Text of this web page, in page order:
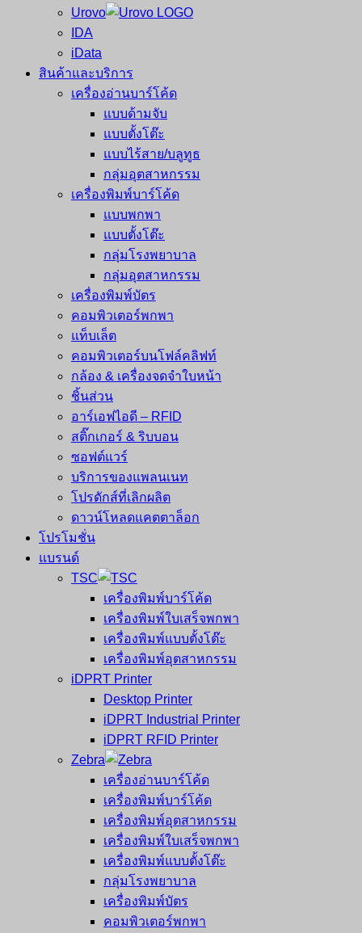
Urovo
IDA
iData
สินค้าและบริการ
เครื่องอ่านบาร์โค้ด
แบบด้ามจับ
แบบตั้งโต๊ะ
แบบไร้สาย/บลูทูธ
กลุ่มอุตสาหกรรม
เครื่องพิมพ์บาร์โค้ด
แบบพกพา
แบบตั้งโต๊ะ
กลุ่มโรงพยาบาล
กลุ่มอุตสาหกรรม
เครื่องพิมพ์บัตร
คอมพิวเตอร์พกพา
แท็บเล็ต
คอมพิวเตอร์บนโฟล์คลิฟท์
กล้อง & เครื่องจดจำใบหน้า
ชิ้นส่วน
อาร์เอฟไอดี – RFID
สติ๊กเกอร์ & ริบบอน
ซอฟต์แวร์
บริการของแพลนเนท
โปรดักส์ที่เลิกผลิต
ดาวน์โหลดแคตตาล็อก
โปรโมชั่น
แบรนด์
TSC
เครื่องพิมพ์บาร์โค้ด
เครื่องพิมพ์ใบเสร็จพกพา
เครื่องพิมพ์แบบตั้งโต๊ะ
เครื่องพิมพ์อุตสาหกรรม
iDPRT Printer
Desktop Printer
iDPRT Industrial Printer
iDPRT RFID Printer
Zebra
เครื่องอ่านบาร์โค้ด
เครื่องพิมพ์บาร์โค้ด
เครื่องพิมพ์อุตสาหกรรม
เครื่องพิมพ์ใบเสร็จพกพา
เครื่องพิมพ์แบบตั้งโต๊ะ
กลุ่มโรงพยาบาล
เครื่องพิมพ์บัตร
คอมพิวเตอร์พกพา